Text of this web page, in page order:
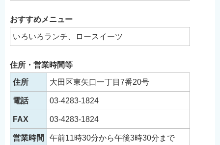
おすすめメニュー
いろいろランチ、ロースイーツ
住所・営業時間等
住所 大田区東矢口一丁目7番20号
電話 03-4283-1824
FAX 03-4283-1824
営業時間 午前11時30分から午後3時30分まで